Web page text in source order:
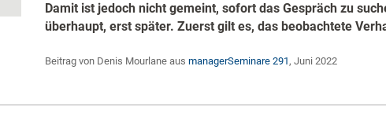
Damit ist jedoch nicht gemeint, sofort das Gespräch zu
überhaupt, erst später. Zuerst gilt es, das beobachtete
Beitrag von Denis Mourlane aus managerSeminare 291, Juni 2022